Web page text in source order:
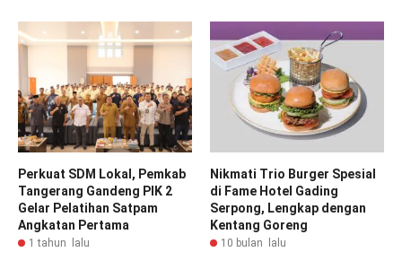
Perkuat SDM Lokal, Pemkab
Tangerang Gandeng PIK 2
Gelar Pelatihan Satpam
Angkatan Pertama
1 tahun lalu
Nikmati Trio Burger Spesial
di Fame Hotel Gading
Serpong, Lengkap dengan
Kentang Goreng
10 bulan lalu